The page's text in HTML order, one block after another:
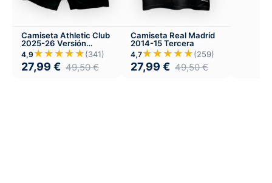
Camiseta Athletic Club
2025-26 Versión
Infantil Local
4,9 ★★★★★(341)
27,99 € 49,50€
Camiseta Real Madrid
2014-15 Tercera
4,7★★★★★(259)
27,99 € 49,50€